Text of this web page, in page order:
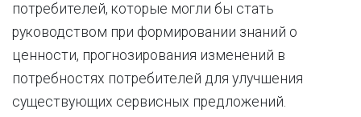
потребителей, которые могли бы стать
руководством при формировании знаний о
ценности, прогнозирования изменений в
потребностях потребителей для улучшения
существующих сервисных предложений.